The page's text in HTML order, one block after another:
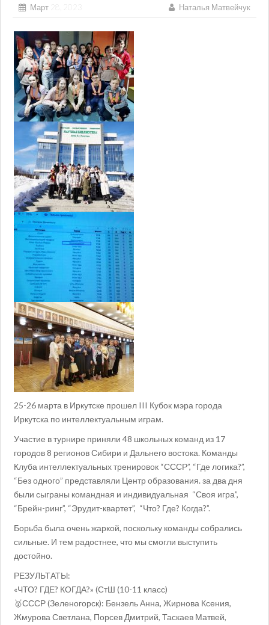
Март 28, 2023 Наталья Матвейчук
25-26 марта в Иркутске прошел III Кубок мэра города
Иркутска по интеллектуальным играм.
Участие в турнире приняли 48 школьных команд из 17
городов 8 регионов Сибири и Дальнего востока. Команды
Клуба интеллектуальных тренировок “СССР”, “Где логика?”,
“Без одного” представляли Центр образования. за два дня
были сыграны командная и индивидуальная “Своя игра”,
“Брейн-ринг”, “Эрудит-квартет”, “Что? Где? Когда?”.
Борьба была очень жаркой, поскольку команды собрались
сильные. И тем радостнее, что мы смогли выступить
достойно.
РЕЗУЛЬТАТЫ:
«ЧТО? ГДЕ? КОГДА?» (СтШ (10-11 класс)
🥇СССР (Зеленогорск): Бензель Анна, Жирнова Ксения,
Жмурова Светлана, Порсев Дмитрий, Таскаев Матвей,